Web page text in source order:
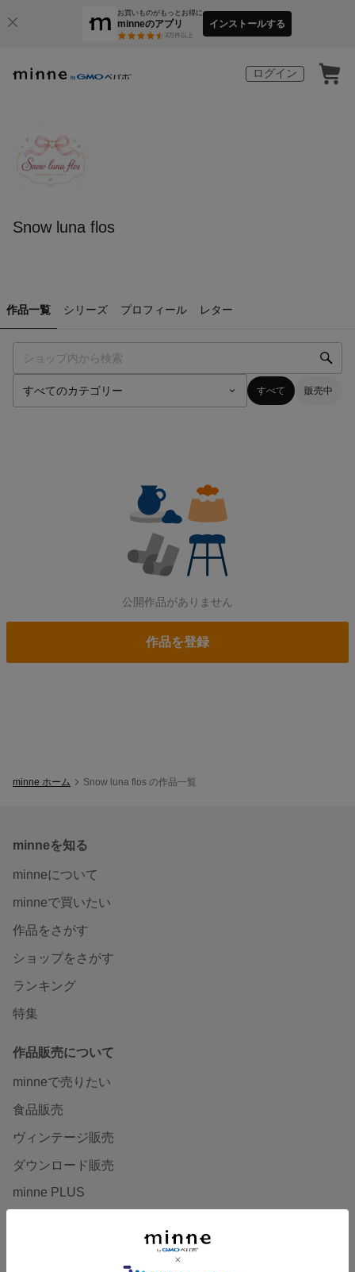
お買いものがもっとお得に
minneのアプリ
3万件以上
インストールする
ログイン
Snow luna flos
作品一覧 シリーズ プロフィール レター
すべて 販売中
公開作品がありません
作品を登録
minne ホーム Snow luna flos の作品一覧
minneを知る
minneについて
minneで買いたい
作品をさがす
ショップをさがす
ランキング
特集
作品販売について
minneで売りたい
食品販売
ヴィンテージ販売
ダウンロード販売
minne PLUS
販売支援企画・イベント